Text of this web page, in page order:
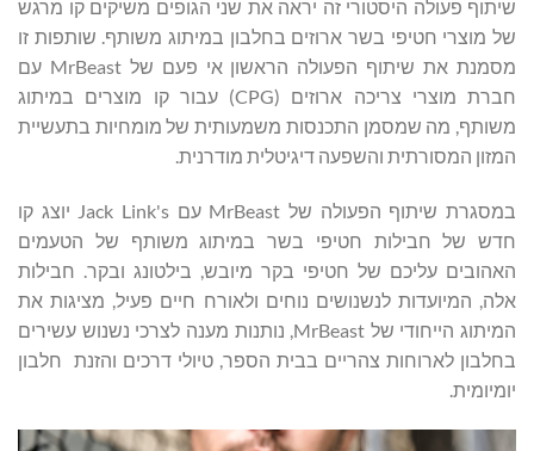
שיתוף פעולה היסטורי זה יראה את שני הגופים משיקים קו מרגש
של מוצרי חטיפי בשר ארוזים בחלבון במיתוג משותף. שותפות זו
מסמנת את שיתוף הפעולה הראשון אי פעם של MrBeast עם
חברת מוצרי צריכה ארוזים (CPG) עבור קו מוצרים במיתוג
משותף, מה שמסמן התכנסות משמעותית של מומחיות בתעשיית
המזון המסורתית והשפעה דיגיטלית מודרנית.
במסגרת שיתוף הפעולה של MrBeast עם Jack Link's יוצג קו
חדש של חבילות חטיפי בשר במיתוג משותף של הטעמים
האהובים עליכם של חטיפי בקר מיובש, בילטונג ובקר. חבילות
אלה, המיועדות לנשנושים נוחים ולאורח חיים פעיל, מציגות את
המיתוג הייחודי של MrBeast, נותנות מענה לצרכי נשנוש עשירים
בחלבון לארוחות צהריים בבית הספר, טיולי דרכים והזנת חלבון
יומיומית.